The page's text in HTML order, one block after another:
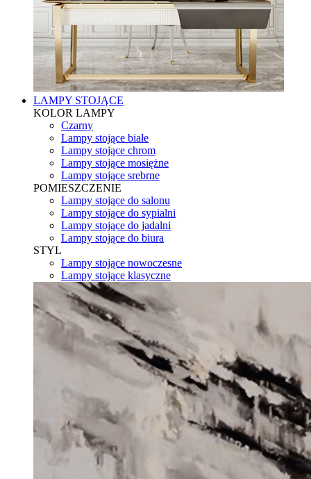
LAMPY STOJĄCE
KOLOR LAMPY
Czarny
Lampy stojące białe
Lampy stojące chrom
Lampy stojące mosiężne
Lampy stojące srebrne
POMIESZCZENIE
Lampy stojące do salonu
Lampy stojące do sypialni
Lampy stojące do jadalni
Lampy stojące do biura
STYL
Lampy stojące nowoczesne
Lampy stojące klasyczne